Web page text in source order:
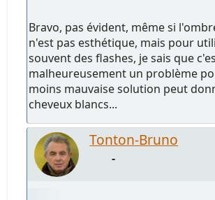
Bravo, pas évident, même si
n'est pas esthétique, mais pour
souvent des flashes, je sais que
malheureusement un problème
moins mauvaise solution peut
cheveux blancs...
Tonton-Bruno
-